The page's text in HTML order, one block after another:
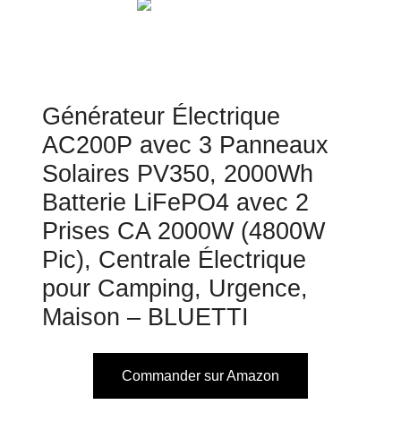
Générateur Électrique
AC200P avec 3 Panneaux
Solaires PV350, 2000Wh
Batterie LiFePO4 avec 2
Prises CA 2000W (4800W
Pic), Centrale Électrique
pour Camping, Urgence,
Maison – BLUETTI
Commander sur Amazon